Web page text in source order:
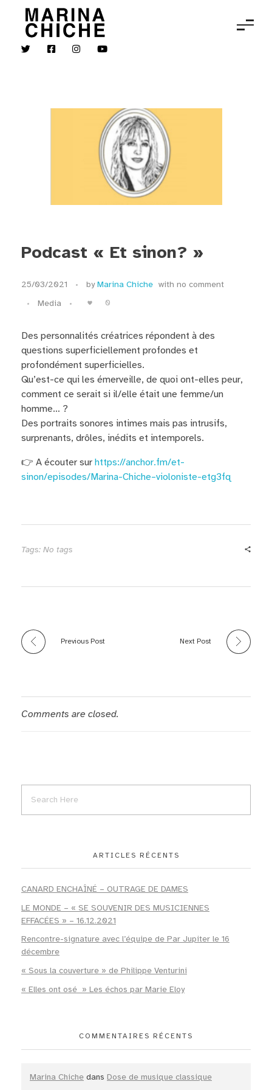
Violon
Podcast « Et sinon? »
25/03/2021 by Marina Chiche with no comment
Media
0
Des personnalités créatrices répondent à des
questions superficiellement profondes et
profondément superficielles.
Qu’est-ce qui les émerveille, de quoi ont-elles peur,
comment ce serait si il/elle était une femme/un
homme… ?
Des portraits sonores intimes mais pas intrusifs,
surprenants, drôles, inédits et intemporels.
👉 A écouter sur https://anchor.fm/et-
sinon/episodes/Marina-Chiche–violoniste-etg3fq
Tags: No tags
Previous Post Next Post
Comments are closed.
ARTICLES RÉCENTS
CANARD ENCHAÎNÉ – OUTRAGE DE DAMES
LE MONDE – « SE SOUVENIR DES MUSICIENNES
EFFACÉES » – 16.12.2021
Rencontre-signature avec l’équipe de Par Jupiter le 16
décembre
« Sous la couverture » de Philippe Venturini
« Elles ont osé » Les échos par Marie Eloy
COMMENTAIRES RÉCENTS
Marina Chiche dans Dose de musique classique